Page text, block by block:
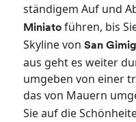
ständigem Auf und
Miniato führen, bis
Skyline vonSan
aus geht es weiter
umgeben von einer
das von Mauern
Sie auf die